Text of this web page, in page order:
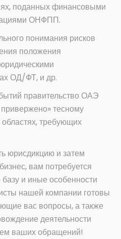
поданных финансовыми
ОНФПП.
понимания рисков
положения
ОД/ФТ, и др.
правительство ОАЭ
тесному
требующих
юрисдикцию и затем
вам потребуется
базу и иные особенности
нашей компании готовы
вас вопросы, а также
деятельности
ваших обращений!